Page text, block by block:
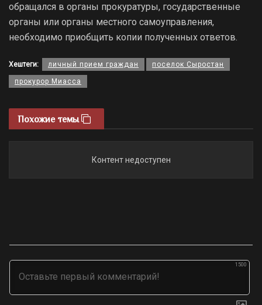
обращался в органы прокуратуры, государственные
органы или органы местного самоуправления,
необходимо приобщить копии полученных ответов.
Хештеги: личный прием граждан поселок Сыростан
прокурор Миасса
Похожие темы
Контент недоступен
1500